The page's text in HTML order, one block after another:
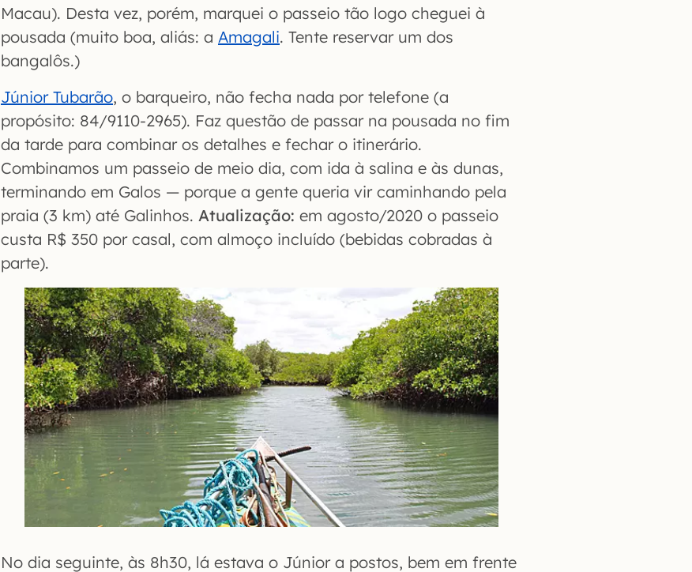
Macau). Desta vez, porém, marquei o passeio tão logo cheguei à
pousada (muito boa, aliás: a Amagali. Tente reservar um dos
bangalôs.)
Júnior Tubarão, o barqueiro, não fecha nada por telefone (a
propósito: 84/9110-2965). Faz questão de passar na pousada no fim
da tarde para combinar os detalhes e fechar o itinerário.
Combinamos um passeio de meio dia, com ida à salina e às dunas,
terminando em Galos — porque a gente queria vir caminhando pela
praia (3 km) até Galinhos. Atualização: em agosto/2020 o passeio
custa R$ 350 por casal, com almoço incluído (bebidas cobradas à
parte).
No dia seguinte, às 8h30, lá estava o Júnior a postos, bem em frente